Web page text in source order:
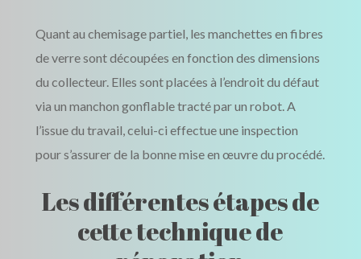
Quant au chemisage partiel, les manchettes en fibres
de verre sont découpées en fonction des dimensions
du collecteur. Elles sont placées à l’endroit du défaut
via un manchon gonflable tracté par un robot. A
l’issue du travail, celui-ci effectue une inspection
pour s’assurer de la bonne mise en œuvre du procédé.
Les différentes étapes de
cette technique de